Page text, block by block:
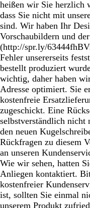
heißen wir Sie herzlich
dass Sie nicht mit
sind. Wir haben Ihr
Vorschaubildern und
(http://spr.ly/
Fehler unsererseits
bestellt produziert
wichtig, daher haben
Adresse optimiert. Sie
kostenfreie
zugeschickt. Eine
selbstverständlich
den neuen
Rückfragen zu diesem
an unseren
Wie wir sehen, hatten
Anliegen kontaktiert.
kostenfreier
ist, sollten Sie einmal
unserem Produkt